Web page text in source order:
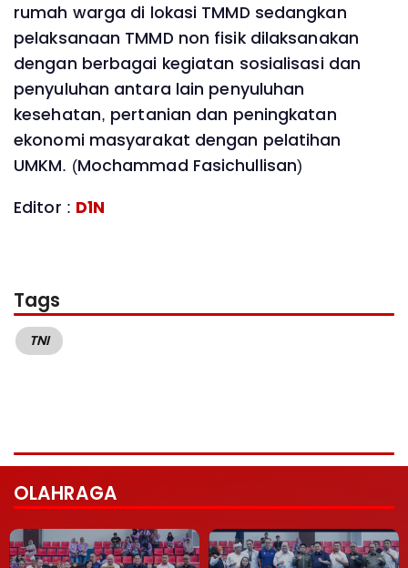
rumah warga di lokasi TMMD sedangkan
pelaksanaan TMMD non fisik dilaksanakan
dengan berbagai kegiatan sosialisasi dan
penyuluhan antara lain penyuluhan
kesehatan, pertanian dan peningkatan
ekonomi masyarakat dengan pelatihan
UMKM. (Mochammad Fasichullisan)
Editor : D1N
Tags
TNI
OLAHRAGA